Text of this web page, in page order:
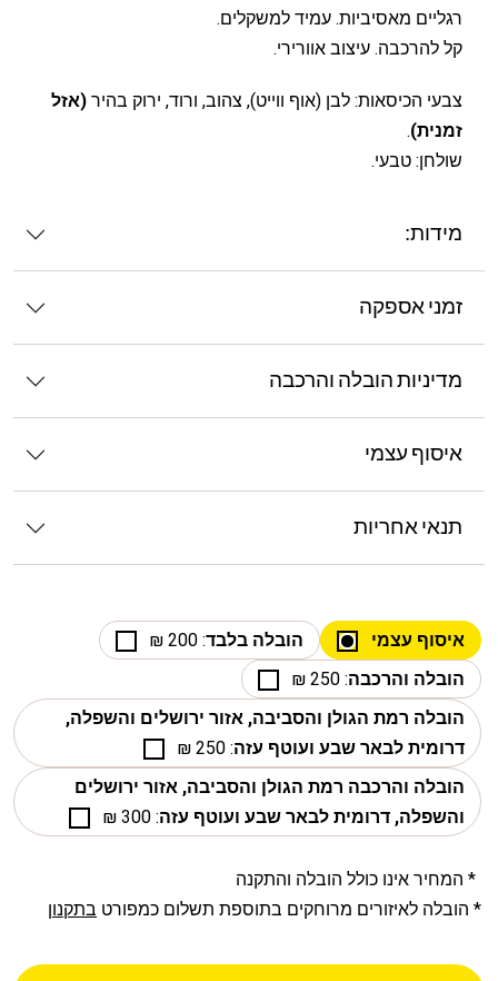
רגליים מאסיביות. עמיד למשקלים.
קל להרכבה. עיצוב אוורירי.
צבעי הכיסאות: לבן (אוף ווייט), צהוב, ורוד, ירוק בהיר (אזל
זמנית).
שולחן: טבעי.
מידות:
זמני אספקה
מדיניות הובלה והרכבה
איסוף עצמי
תנאי אחריות
איסוף עצמי הובלה בלבד: 200 ₪
הובלה והרכבה: 250 ₪
הובלה רמת הגולן והסביבה, אזור ירושלים והשפלה,
דרומית לבאר שבע ועוטף עזה: 250 ₪
הובלה והרכבה רמת הגולן והסביבה, אזור ירושלים
והשפלה, דרומית לבאר שבע ועוטף עזה: 300 ₪
* המחיר אינו כולל הובלה והתקנה
* הובלה לאיזורים מרוחקים בתוספת תשלום כמפורט בתקנון